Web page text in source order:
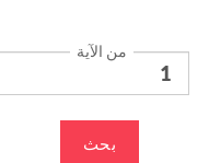
من الآية
بحث